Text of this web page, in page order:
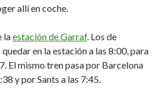
allí en coche.
laestación de Garraf. Los de
en la estación a las 8:00, para
El mismo tren pasa por Barcelona
y por Sants a las 7:45.